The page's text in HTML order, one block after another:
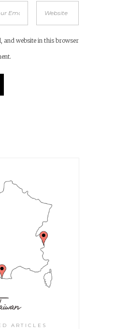
and website in this browser
ARTICLES